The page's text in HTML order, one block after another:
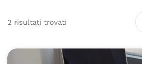
2 risultati trovati